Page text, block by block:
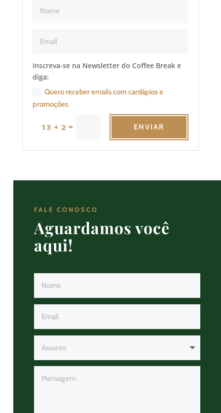
Inscreva-se na Newsletter do Coffee Break e
diga:
Quero receber emails com cardápios e
promoções
13 + 2 = ENVIAR
FALE CONOSCO
Aguardamos você
aqui!